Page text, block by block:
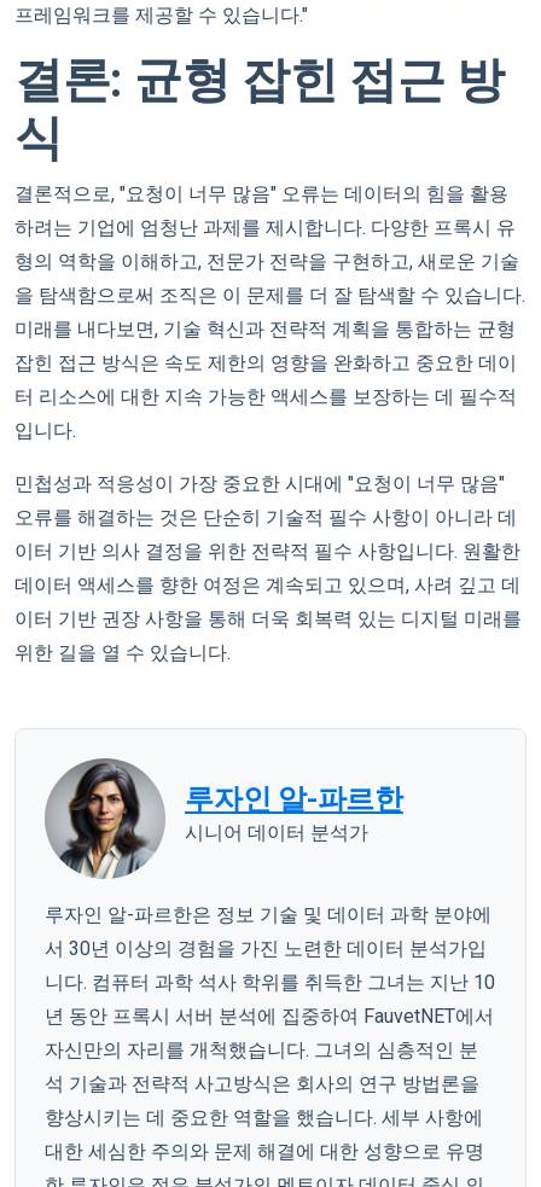
프레임워크를 제공할 수 있습니다."
결론: 균형 잡힌 접근 방
식
결론적으로, "요청이 너무 많음" 오류는 데이터의 힘을 활용
하려는 기업에 엄청난 과제를 제시합니다. 다양한 프록시 유
형의 역학을 이해하고, 전문가 전략을 구현하고, 새로운 기술
을 탐색함으로써 조직은 이 문제를 더 잘 탐색할 수 있습니다.
미래를 내다보면, 기술 혁신과 전략적 계획을 통합하는 균형
잡힌 접근 방식은 속도 제한의 영향을 완화하고 중요한 데이
터 리소스에 대한 지속 가능한 액세스를 보장하는 데 필수적
입니다.
민첩성과 적응성이 가장 중요한 시대에 "요청이 너무 많음"
오류를 해결하는 것은 단순히 기술적 필수 사항이 아니라 데
이터 기반 의사 결정을 위한 전략적 필수 사항입니다. 원활한
데이터 액세스를 향한 여정은 계속되고 있으며, 사려 깊고 데
이터 기반 권장 사항을 통해 더욱 회복력 있는 디지털 미래를
위한 길을 열 수 있습니다.
루자인 알-파르한
시니어 데이터 분석가
루자인 알-파르한은 정보 기술 및 데이터 과학 분야에
서 30년 이상의 경험을 가진 노련한 데이터 분석가입
니다. 컴퓨터 과학 석사 학위를 취득한 그녀는 지난 10
년 동안 프록시 서버 분석에 집중하여 FauvetNET에서
자신만의 자리를 개척했습니다. 그녀의 심층적인 분
석 기술과 전략적 사고방식은 회사의 연구 방법론을
향상시키는 데 중요한 역할을 했습니다. 세부 사항에
대한 세심한 주의와 문제 해결에 대한 성향으로 유명